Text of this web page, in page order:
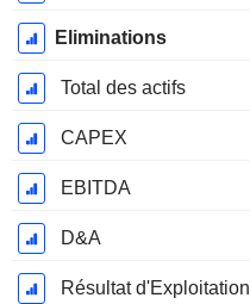
Eliminations
Total des actifs
CAPEX
EBITDA
D&A
Résultat d'Exploitation